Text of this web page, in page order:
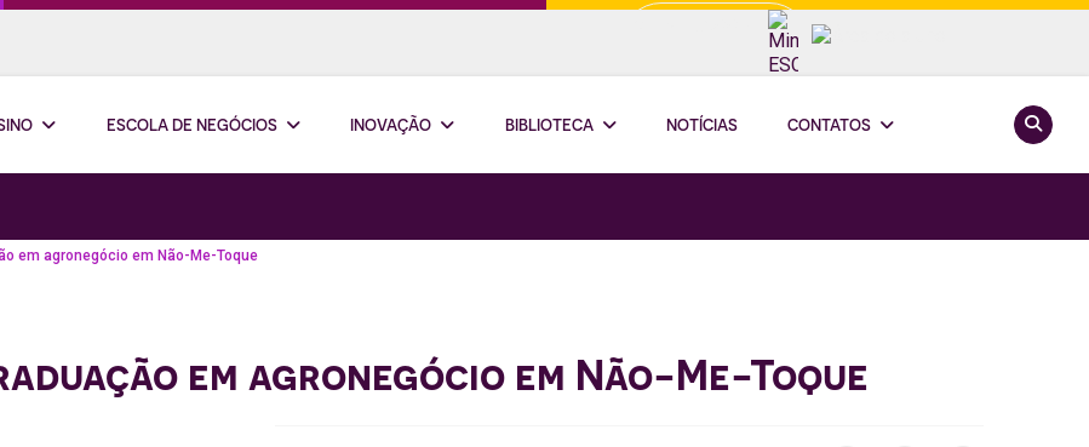
ESCOLA DE NEGÓCIOS INOVAÇÃO BIBLIOTECA NOTÍCIAS CONTATOS
em agronegócio em Não-Me-Toque
em agronegócio em Não-Me-Toque